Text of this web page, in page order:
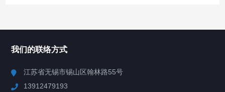
Chiller高精度制冷循环器
我们的联络方式
江苏省无锡市锡山区翰林路55号
13912479193